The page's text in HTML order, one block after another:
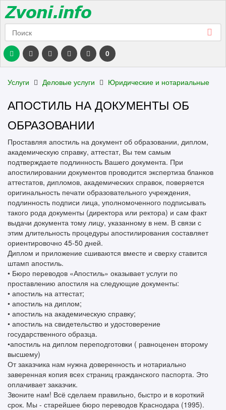
0
Услуги Деловые услуги Юридические и нотариальные
АПОСТИЛЬ НА ДОКУМЕНТЫ ОБ
ОБРАЗОВАНИИ
Проставляя апостиль на документ об образовании, диплом,
академическую справку, аттестат, Вы тем самым
подтверждаете подлинность Вашего документа. При
апостилировании документов проводится экспертиза бланков
аттестатов, дипломов, академических справок, поверяется
оригинальность печати образовательного учреждения,
подлинность подписи лица, уполномоченного подписывать
такого рода документы (директора или ректора) и сам факт
выдачи документа тому лицу, указанному в нем. В связи с
этим длительность процедуры апостилирования составляет
ориентировочно 45-50 дней.
Диплом и приложение сшиваются вместе и сверху ставится
штамп апостиль.
• Бюро переводов «Апостиль» оказывает услуги по
проставлению апостиля на следующие документы:
• апостиль на аттестат;
• апостиль на диплом;
• апостиль на академическую справку;
• апостиль на свидетельство и удостоверение
государственного образца.
•апостиль на диплом переподготовки ( равноценен второму
высшему)
От заказчика нам нужна доверенность и нотариально
заверенная копия всех страниц гражданского паспорта. Это
оплачивает заказчик.
Звоните нам! Всё сделаем правильно, быстро и в короткий
срок. Мы - старейшее бюро переводов Краснодара (1995).